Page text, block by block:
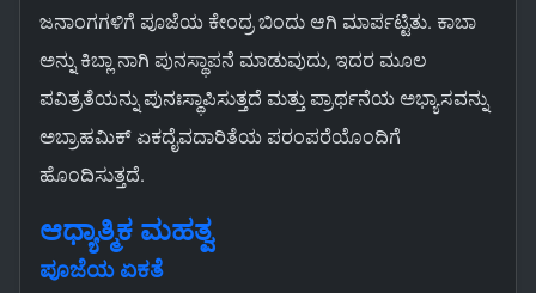
ಜನಾಂಗಗಳಿಗೆ ಪೂಜೆಯ ಕೇಂದ್ರ ಬಿಂದು ಆಗಿ ಮಾರ್ಪಟ್ಟಿತು. ಕಾಬಾ
ಅನ್ನು ಕಿಬ್ಲಾ ನಾಗಿ ಪುನಸ್ಥಾಪನೆ ಮಾಡುವುದು, ಇದರ ಮೂಲ
ಪವಿತ್ರತೆಯನ್ನು ಪುನಃಸ್ಥಾಪಿಸುತ್ತದೆ ಮತ್ತು ಪ್ರಾರ್ಥನೆಯ ಅಭ್ಯಾಸವನ್ನು
ಅಬ್ರಾಹಮಿಕ್ ಏಕದೈವದಾರಿತೆಯ ಪರಂಪರೆಯೊಂದಿಗೆ
ಹೊಂದಿಸುತ್ತದೆ.
ಆಧ್ಯಾತ್ಮಿಕ ಮಹತ್ವ
ಪೂಜೆಯ ಏಕತೆ